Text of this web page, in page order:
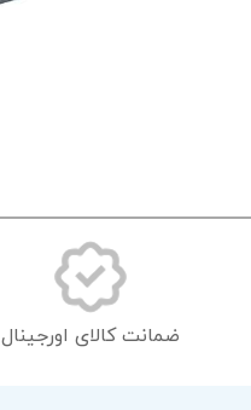
به
ضمانت کالای اورجینال